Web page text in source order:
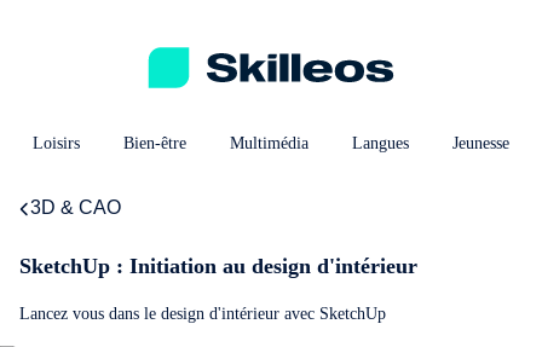
Loisirs Bien-être Multimédia Langues Jeunesse
3D & CAO
SketchUp : Initiation au design d'intérieur
Lancez vous dans le design d'intérieur avec SketchUp